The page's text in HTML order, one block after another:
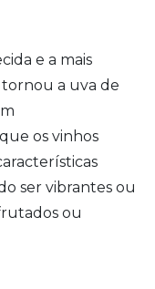
e a mais
a uva de
os vinhos
ser vibrantes ou
ou